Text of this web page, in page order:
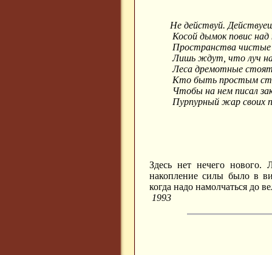
Не действуй.
Косой дымок повис
Пространства
Лишь ждут, что луч
Леса дремотные
Кто быть простым
Чтобы на нем писал
Пурпурный жар своих
Здесь нет нечего нового.
накопление силы было в
когда надо намолчаться до
1993